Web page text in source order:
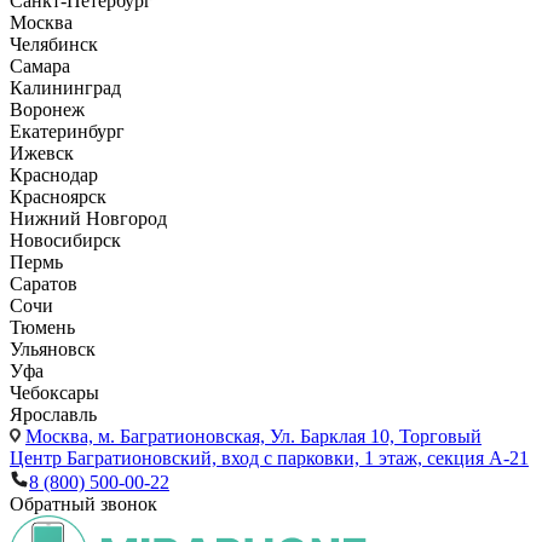
Москва
Челябинск
Самара
Калининград
Воронеж
Екатеринбург
Ижевск
Краснодар
Красноярск
Нижний Новгород
Новосибирск
Пермь
Саратов
Сочи
Тюмень
Ульяновск
Уфа
Чебоксары
Ярославль
Москва, м. Багратионовская, Ул. Барклая 10, Торговый
Центр Багратионовский, вход с парковки, 1 этаж, секция А-21
8 (800) 500-00-22
Обратный звонок